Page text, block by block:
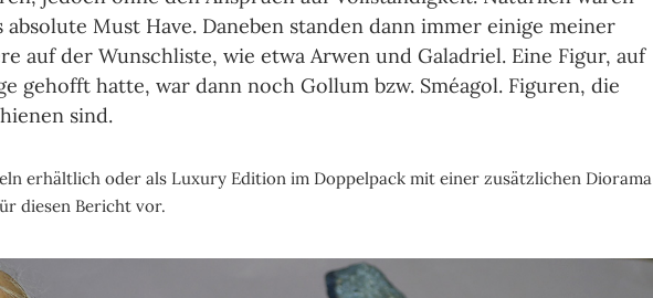
absolute Must Have. Daneben standen dann immer einige meiner
auf der Wunschliste, wie etwa Arwen und Galadriel. Eine Figur, auf
gehofft hatte, war dann noch Gollum bzw. Sméagol. Figuren, die
sind.
erhältlich oder als Luxury Edition im Doppelpack mit einer zusätzlichen Diorama
diesen Bericht vor.